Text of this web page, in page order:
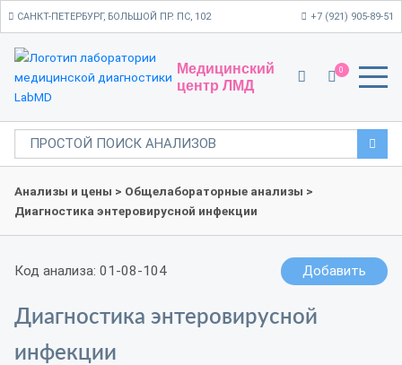
САНКТ-ПЕТЕРБУРГ, БОЛЬШОЙ ПР. ПС, 102 +7 (921) 905-89-51
Медицинский
центр ЛМД
0
Анализы и цены > Общелабораторные анализы >
Диагностика энтеровирусной инфекции
Код анализа: 01-08-104 Добавить
Диагностика энтеровирусной
инфекции